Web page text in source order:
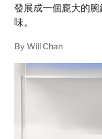
發展成一個龐大的
味。
By Will Chan